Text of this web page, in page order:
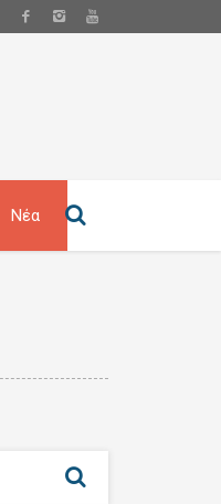
Νέα